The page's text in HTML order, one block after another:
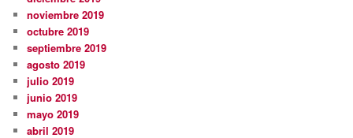
noviembre 2019
octubre 2019
septiembre 2019
agosto 2019
julio 2019
junio 2019
mayo 2019
abril 2019